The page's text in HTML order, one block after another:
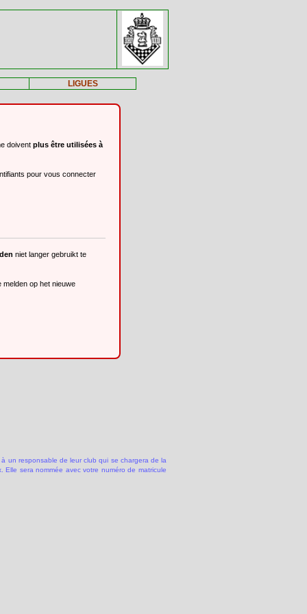
LIGUES
doivent plus être utilisées à
pour vous connecter
niet langer gebruikt te
melden op het nieuwe
un responsable de leur club qui se chargera de la
sera nommée avec votre numéro de matricule